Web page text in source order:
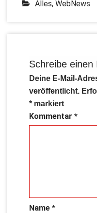
Alles, WebNews
Schreibe einen
Deine E-Mail-
veröffentlicht.
* markiert
Kommentar *
Name *